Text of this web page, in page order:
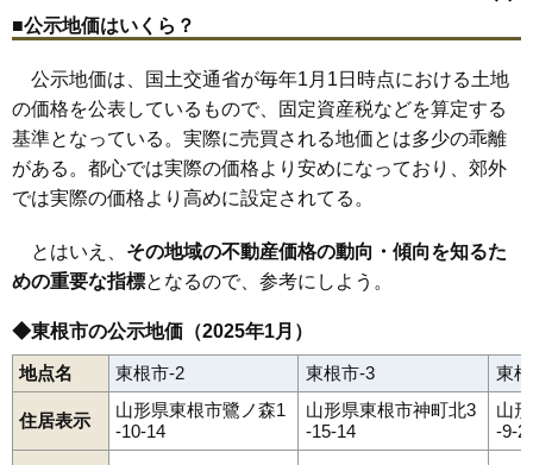
■公示地価はいくら？
公示地価は、国土交通省が毎年1月1日時点における土地
の価格を公表しているもので、固定資産税などを算定する
基準となっている。実際に売買される地価とは多少の乖離
がある。都心では実際の価格より安めになっており、郊外
では実際の価格より高めに設定されてる。
とはいえ、 その地域の不動産価格の動向・傾向を知るた
めの重要な指標となるので、参考にしよう。
◆東根市の公示地価（2025年1月）
地点名 東根市-2 東根市-3 東
住居表示
山形県東根市鷺ノ森1
-10-14
山形県東根市神町北3
-15-14
山
-9-
中央中央西中央東 中島新田
さくらんぼ駅前中央南
神町駅さくらんぼ東根駅